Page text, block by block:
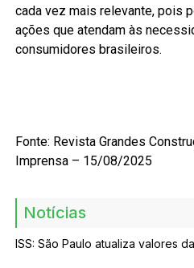
cada vez mais relevante, pois
ações que atendam às
consumidores brasileiros.
Fonte: Revista Grandes
Imprensa – 15/08/2025
Notícias
ISS: São Paulo atualiza valores